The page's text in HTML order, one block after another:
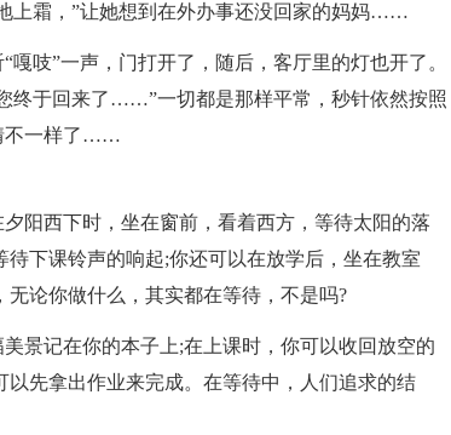
上霜，”让她想到在外办事还没回家的妈妈……
吱”一声，门打开了，随后，客厅里的灯也开了。
终于回来了……”一切都是那样平常，秒针依然按照
不一样了……
阳西下时，坐在窗前，看着西方，等待太阳的落
下课铃声的响起;你还可以在放学后，坐在教室
论你做什么，其实都在等待，不是吗?
景记在你的本子上;在上课时，你可以收回放空的
先拿出作业来完成。在等待中，人们追求的结